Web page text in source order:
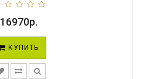
16970р.
КУПИТЬ